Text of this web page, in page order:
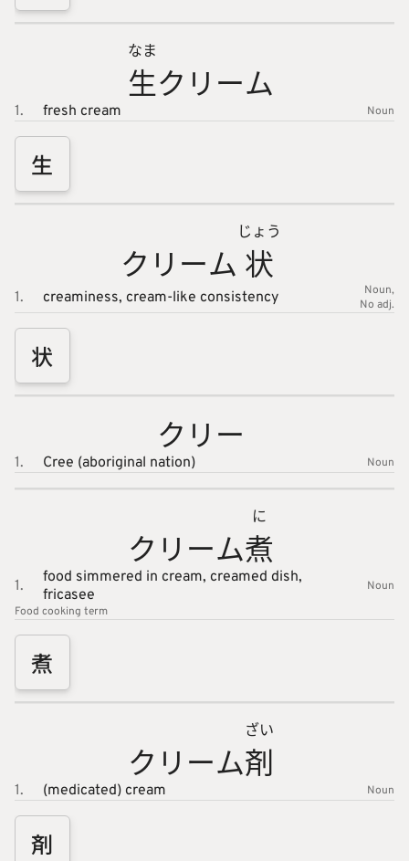
生
なま
クリーム
1. fresh cream Noun
生
クリーム 状
じょう
1. creaminess, cream-like consistency
Noun
No adj.
状
クリー
1. Cree (aboriginal nation) Noun
クリーム煮
に
1. food simmered in cream, creamed dish,
fricasee
Noun
Food cooking term
煮
クリーム剤
ざい
1. (medicated) cream Noun
剤